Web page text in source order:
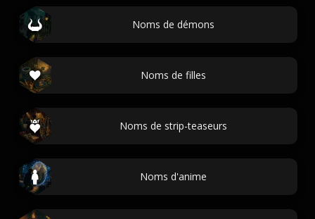
Noms de démons
Noms de filles
Noms de strip-teaseurs
Noms d'anime